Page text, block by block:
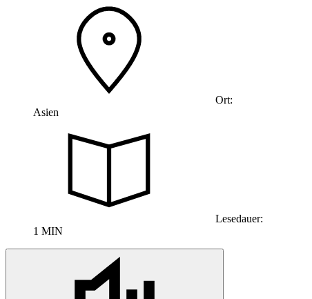
Ort:
Asien
Lesedauer:
1 MIN